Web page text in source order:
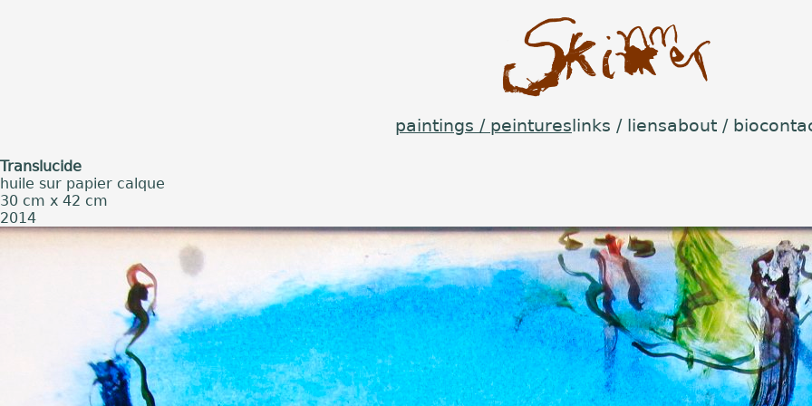
paintings / peintureslinks / liensabout / bio
Translucide
huile sur papier calque
30 cm x 42 cm
2014